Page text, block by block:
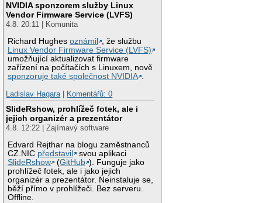
NVIDIA sponzorem služby Linux
Vendor Firmware Service (LVFS)
4.8. 20:11 | Komunita
Richard Hughesoznámil
, že službu
Linux Vendor Firmware Service (LVFS)
umožňující aktualizovat firmware
zařízení na počítačích s Linuxem, nově
sponzoruje také společnost NVIDIA .
Ladislav Hagara | Komentářů: 0
SlideRshow, prohlížeč fotek, ale i
jejich organizér a prezentátor
4.8. 12:22 | Zajímavý software
Edvard Rejthar na blogu zaměstnanců
CZ.NIC představil
svou aplikaci
SlideRshow
(GitHub ). Funguje jako
prohlížeč fotek, ale i jako jejich
organizér a prezentátor. Neinstaluje se,
běží přímo v prohlížeči. Bez serveru.
Offline.